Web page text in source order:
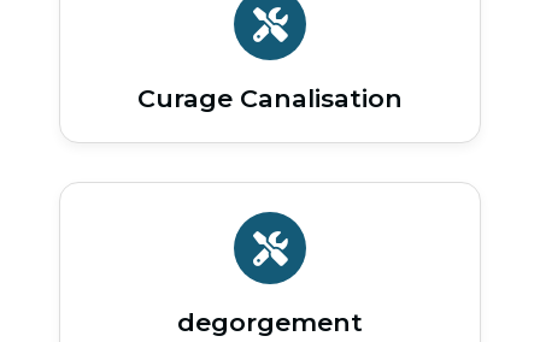
Curage Canalisation
degorgement